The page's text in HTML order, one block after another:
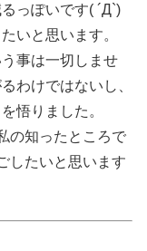
っぽいです( ´Д`)
いと思います。
事は一切しませ
わけではないし、
悟りました。
の知ったところで
したいと思います